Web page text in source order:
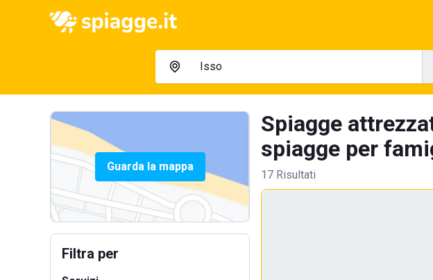
Guarda la mappa
Filtra per
Spiagge
spiagge per
17 Risultati